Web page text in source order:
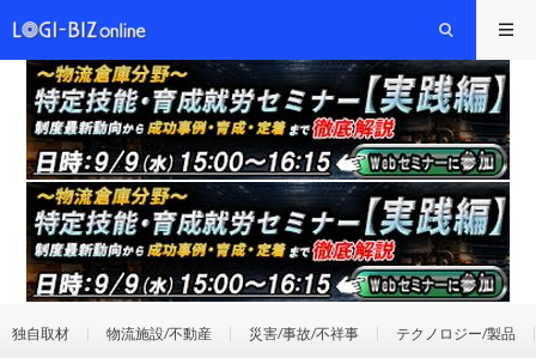
独自取材 物流施設/不動産 災害/事故/不祥事 テクノロジー/製品